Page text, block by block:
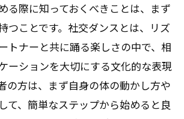
る際に知っておくべきことは、まず
つことです。社交ダンスとは、リズ
トナーと共に踊る楽しさの中で、相
ーションを大切にする文化的な表現
の方は、まず自身の体の動かし方や
て、簡単なステップから始めると良